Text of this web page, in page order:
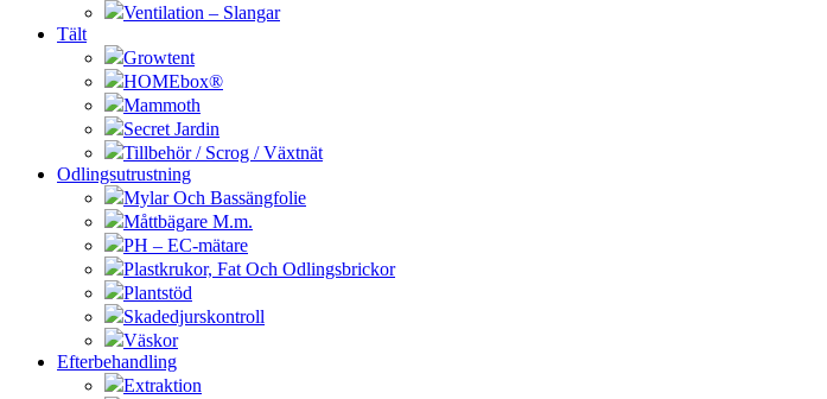
Ventilation – Slangar
Tält
Growtent
HOMEbox®
Mammoth
Secret Jardin
Tillbehör / Scrog / Växtnät
Odlingsutrustning
Mylar Och Bassängfolie
Måttbägare M.m.
PH – EC-mätare
Plastkrukor, Fat Och Odlingsbrickor
Plantstöd
Skadedjurskontroll
Väskor
Efterbehandling
Extraktion